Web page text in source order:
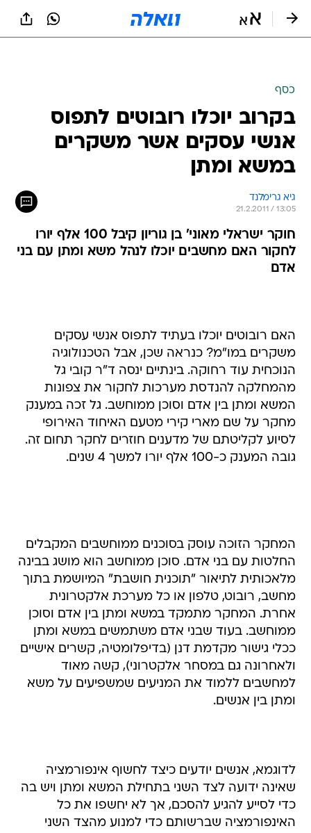
כסף
בקרוב יוכלו רובוטים לתפוס
אנשי עסקים אשר משקרים
במשא ומתן
גיא גרימלנד
21.2.2011 / 13:05
חוקר ישראלי מאוני' בן גוריון קיבל 100 אלף יורו
לחקור האם מחשבים יוכלו לנהל משא ומתן עם בני
אדם
האם רובוטים יוכלו בעתיד לתפוס אנשי עסקים
משקרים במו"מ? כנראה שכן, אבל הטכנולוגיה
הנוכחית עוד רחוקה. בינתיים ינסה ד"ר קובי גל
מהמחלקה להנדסת מערכות לחקור את צפונות
המשא ומתן בין אדם וסוכן ממוחשב. גל זכה במענק
מחקר על שם מארי קירי מטעם האיחוד האירופי
לסיוע לקליטתם של מדענים חוזרים לחקר תחום זה.
גובה המענק כ-100 אלף יורו למשך 4 שנים.
המחקר הזוכה עוסק בסוכנים ממוחשבים המקבלים
החלטות עם בני אדם. סוכן ממוחשב הוא מושג בבינה
מלאכותית לתיאור "תוכנית חושבת" המיושמת בתוך
מחשב, רובוט, טלפון או כל מערכת אלקטרונית
אחרת. המחקר מתמקד במשא ומתן בין אדם וסוכן
ממוחשב. בעוד שבני אדם משתמשים במשא ומתן
ככלי גישור מקדמת דנן (בדיפלומטיה, קשרים אישיים
ולאחרונה גם במסחר אלקטרוני), קשה מאוד
למחשבים ללמוד את המניעים שמשפיעים על משא
ומתן בין אנשים.
לדוגמא, אנשים יודעים כיצד לחשוף אינפורמציה
שאינה ידועה לצד השני בתחילת המשא ומתן ויש בה
כדי לסייע להגיע להסכם, אך לא יחשפו את כל
האינפורמציה שברשותם כדי למנוע מהצד השני